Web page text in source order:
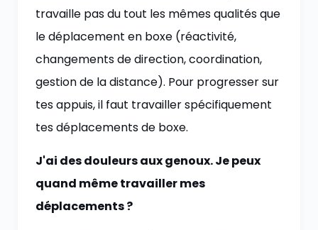
travaille pas du tout les mêmes qualités que
le déplacement en boxe (réactivité,
changements de direction, coordination,
gestion de la distance). Pour progresser sur
tes appuis, il faut travailler spécifiquement
tes déplacements de boxe.
J'ai des douleurs aux genoux. Je peux
quand même travailler mes
déplacements ?